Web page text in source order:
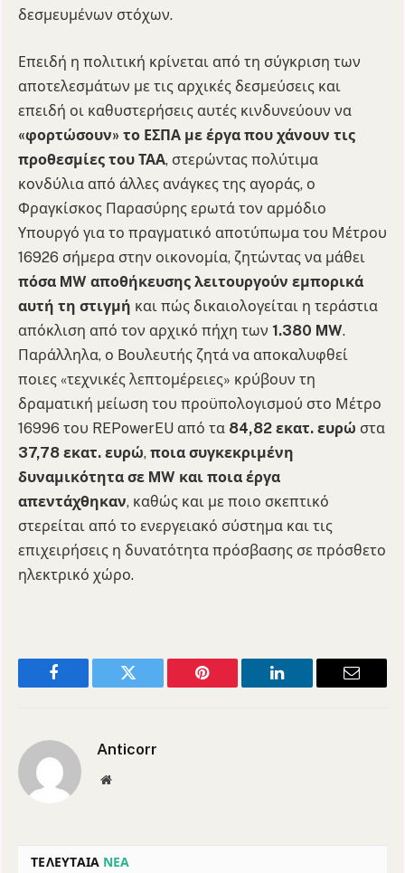
δεσμευμένων στόχων.
Επειδή η πολιτική κρίνεται από τη σύγκριση των
αποτελεσμάτων με τις αρχικές δεσμεύσεις και
επειδή οι καθυστερήσεις αυτές κινδυνεύουν να
«φορτώσουν» το ΕΣΠΑ με έργα που χάνουν τις
προθεσμίες του ΤΑΑ, στερώντας πολύτιμα
κονδύλια από άλλες ανάγκες της αγοράς, ο
Φραγκίσκος Παρασύρης ερωτά τον αρμόδιο
Υπουργό για το πραγματικό αποτύπωμα του Μέτρου
16926 σήμερα στην οικονομία, ζητώντας να μάθει
πόσα MW αποθήκευσης λειτουργούν εμπορικά
αυτή τη στιγμή και πώς δικαιολογείται η τεράστια
απόκλιση από τον αρχικό πήχη των 1.380 MW.
Παράλληλα, ο Βουλευτής ζητά να αποκαλυφθεί
ποιες «τεχνικές λεπτομέρειες» κρύβουν τη
δραματική μείωση του προϋπολογισμού στο Μέτρο
16996 του REPowerEU από τα 84,82 εκατ. ευρώ στα
37,78 εκατ. ευρώ, ποια συγκεκριμένη
δυναμικότητα σε MW και ποια έργα
απεντάχθηκαν, καθώς και με ποιο σκεπτικό
στερείται από το ενεργειακό σύστημα και τις
επιχειρήσεις η δυνατότητα πρόσβασης σε πρόσθετο
ηλεκτρικό χώρο.
Facebook Twitter Pinterest LinkedIn Email
Anticorr
Website
ΤΕΛΕΥΤΑΙΑ ΝΕΑ